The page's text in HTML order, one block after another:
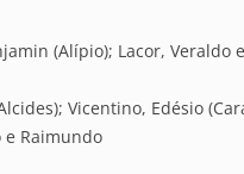
(Alípio); Lacor, Veraldo
Vicentino, Edésio
e Raimundo